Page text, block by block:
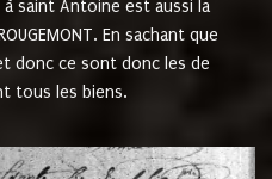
saint Antoine est aussi la
En sachant que
donc ce sont donc les de
tous les biens.